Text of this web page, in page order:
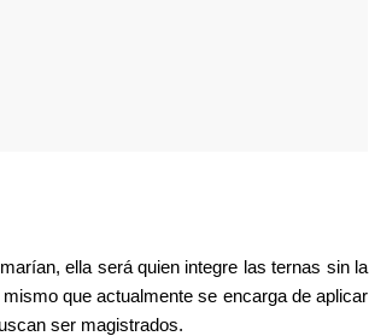
ella será quien integre las ternas sin la
que actualmente se encarga de aplicar
ser magistrados.